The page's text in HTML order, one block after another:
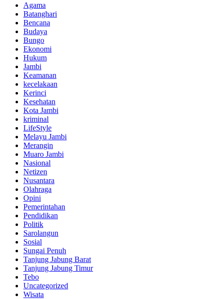
Agama
Batanghari
Bencana
Budaya
Bungo
Ekonomi
Hukum
Jambi
Keamanan
kecelakaan
Kerinci
Kesehatan
Kota Jambi
kriminal
LifeStyle
Melayu Jambi
Merangin
Muaro Jambi
Nasional
Netizen
Nusantara
Olahraga
Opini
Pemerintahan
Pendidikan
Politik
Sarolangun
Sosial
Sungai Penuh
Tanjung Jabung Barat
Tanjung Jabung Timur
Tebo
Uncategorized
Wisata